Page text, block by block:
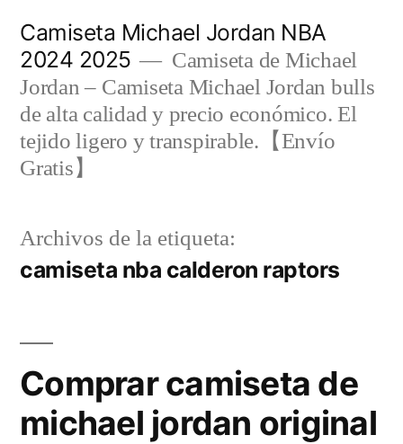
contenido
Camiseta Michael Jordan NBA
2024 2025
Camiseta de Michael
Jordan – Camiseta Michael Jordan bulls
de alta calidad y precio económico. El
tejido ligero y transpirable.【Envío
Gratis】
Archivos de la etiqueta:
camiseta nba calderon raptors
Comprar camiseta de
michael jordan original